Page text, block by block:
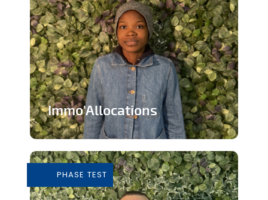
Immo'Allocations
les personnes touchant des...
En savoir plus
PHASE TEST